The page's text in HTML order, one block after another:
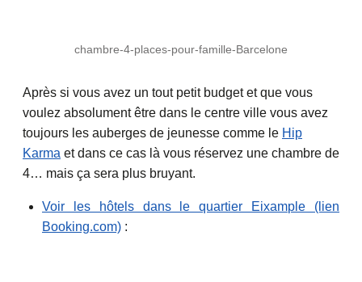
chambre-4-places-pour-famille-Barcelone
Après si vous avez un tout petit budget et que vous
voulez absolument être dans le centre ville vous avez
toujours les auberges de jeunesse comme le Hip
Karma et dans ce cas là vous réservez une chambre de
4… mais ça sera plus bruyant.
Voir les hôtels dans le quartier Eixample (lien
Booking.com) :